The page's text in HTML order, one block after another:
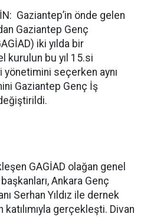
Gaziantep’in önde gelen
Gaziantep Genç
iki yılda bir
kurulun bu yıl 15.si
yönetimini seçerken aynı
Gaziantep Genç İş
GAGİAD olağan genel
Ankara Genç
Serhan Yıldız ile dernek
gerçekleşti. Divan